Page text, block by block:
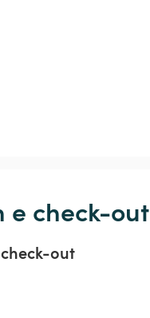
e check-out
out